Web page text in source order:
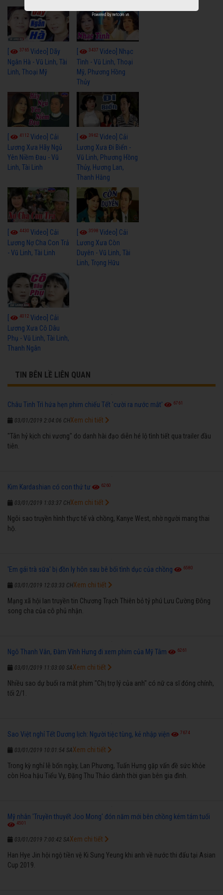
3765 Video] Dãy
Ngân Hà - Vũ Linh, Tài
Linh, Thoại Mỹ
3437Video] Nhạc
Tình - Vũ Linh, Thoại
Mỹ, Phương Hồng
Thủy
4112 Video] Cải
Lương Xưa Hãy Ngủ
Yên Niềm Đau - Vũ
Linh, Tài Linh
3962Video] Cải
Lương Xưa Đi Biển -
Vũ Linh, Phương Hồng
Thủy, Hương Lan,
Thanh Hằng
4430 Video] Cải
Lương Nợ Cha Con Trả
- Vũ Linh, Tài Linh
3598Video] Cải
Lương Xưa Còn
Duyên - Vũ Linh, Tài
Linh, Trọng Hữu
[ 4012 Video] Cải
Lương Xưa Cô Dâu
Phụ - Vũ Linh, Tài Linh,
Thanh Ngân
TIN BÊN LỀ LIÊN QUAN
Châu Tinh Trì hứa hẹn phim chiếu Tết 'cười ra nước mắt' 6761
03/01/2019 2:04:06 CH
"Tân hỷ kịch chi vương" do danh hài đạo diễn hé lộ tình tiết qua trailer đầu
tiên.
Xem chi tiết
Kim Kardashian có con thứ tư 6260
03/01/2019 1:03:37 CH
Ngôi sao truyền hình thực tế và chồng, Kanye West, nhờ người mang thai
hộ.
Xem chi tiết
'Em gái trà sữa' bị đồn ly hôn sau bê bối tình dục của chồng 6580
03/01/2019 12:03:33 CH
Mạng xã hội lan truyền tin Chương Trạch Thiên bỏ tỷ phú Lưu Cường Đông
song cha của cô phủ nhận.
Xem chi tiết
Ngô Thanh Vân, Đàm Vĩnh Hưng đi xem phim của Mỹ Tâm 6261
03/01/2019 11:03:00 SA
Nhiều sao dự buổi ra mắt phim "Chị trợ lý của anh" có nữ ca sĩ đóng chính,
tối 2/1.
Xem chi tiết
Sao Việt nghỉ Tết Dương lịch: Người tiệc tùng, kẻ nhập viện 7674
03/01/2019 10:01:54 SA
Trong kỳ nghỉ lễ bốn ngày, Lan Phương, Tuấn Hưng gặp vấn đề sức khỏe
còn Hoa hậu Tiểu Vy, Đặng Thu Thảo dành thời gian bên gia đình.
Xem chi tiết
Mỹ nhân 'Truyền thuyết Joo Mong' đón năm mới bên chồng kém tám tuổi
4501
03/01/2019 7:00:42 SA
Han Hye Jin hội ngộ tiền vệ Ki Sung Yeung khi anh về nước thi đấu tại Asian
Cup 2019.
Xem chi tiết
Powered by netcore.vn